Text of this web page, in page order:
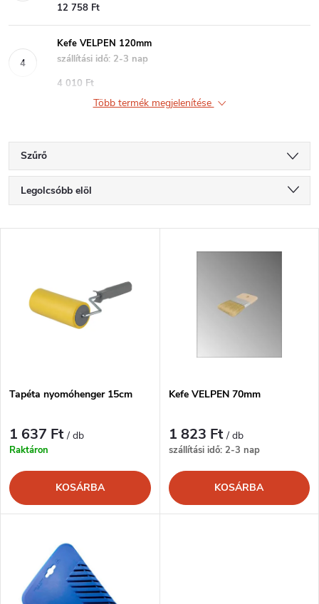
12 758 Ft
Kefe VELPEN 120mm
szállítási idő: 2-3 nap
4 010 Ft
Több termék megjelenítése
Szűrő
T
e
m
e
k
r
e
d
Legolcsóbb elöl
é
k
e
k
Tapéta nyomóhenger 15cm
1 637 Ft/ db
Raktáron
KOSÁRBA
Kefe VELPEN 70mm
1 823 Ft/ db
szállítási idő: 2-3 nap
KOSÁRBA